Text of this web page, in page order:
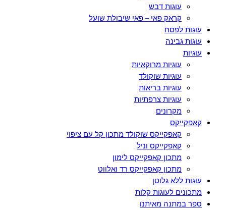
עוגות דבש
קראק פאי – פאי שיבולת שועל
עוגות לפסח
עוגות גבינה
עוגיות
עוגיות מרוקאיות
עוגיות שוקולד
עוגיות בריאות
עוגיות צרפתיות
מקרונים
קאפקייקס
קאפקייקס שוקולד מתכון קל עם ציפוי
קאפקייקס וניל
מתכון קאפקייקס לימון
מתכון קאפקייקס רד ואלווט
עוגות ללא גלוטן
מתכונים לעוגות קלות
ספר במתנה מאיתנו